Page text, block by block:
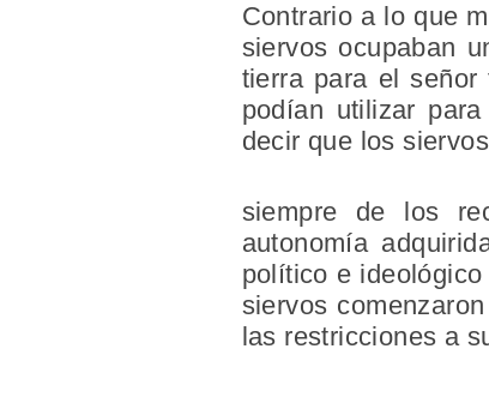
Contrario a lo que
siervos ocupaban
tierra para el señor
podían utilizar
decir que los
siempre de los
autonomía
político e
siervos
las restricciones a